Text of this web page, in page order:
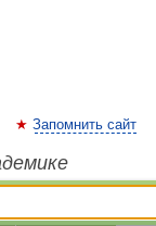
Запомнить сайт